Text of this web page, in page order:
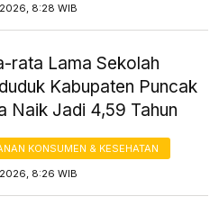
8:28 WIB
rata Lama Sekolah
Kabupaten Puncak
Naik Jadi 4,59 Tahun
KONSUMEN & KESEHATAN
8:26 WIB